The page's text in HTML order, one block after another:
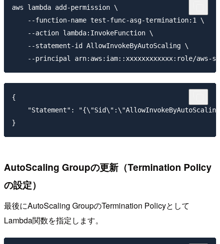
aws lambda add-permission \
    --function-name test-func-asg-termination:1 \
    --action lambda:InvokeFunction \
    --statement-id AllowInvokeByAutoScaling \
{
"Statement":
AutoScaling Groupの更新（Termination Policy
の設定）
最後にAutoScaling GroupのTermination Policyとして
Lambda関数を指定します。